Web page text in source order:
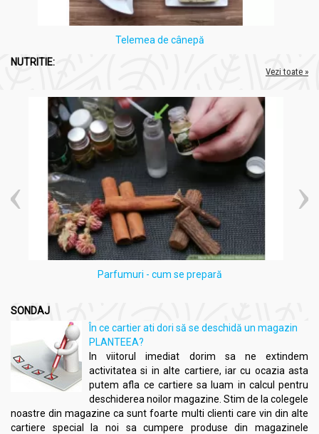
Telemea de cânepă
NUTRITIE:
Vezi toate »
Parfumuri - cum se prepară
SONDAJ
În ce cartier ati dori să se deschidă un magazin
PLANTEEA?
In viitorul imediat dorim sa ne extindem
activitatea si in alte cartiere, iar cu ocazia asta
putem afla ce cartiere sa luam in calcul pentru
deschiderea noilor magazine. Stim de la colegele
noastre din magazine ca sunt foarte multi clienti care vin din alte
cartiere special la noi sa cumpere produse din magazinele